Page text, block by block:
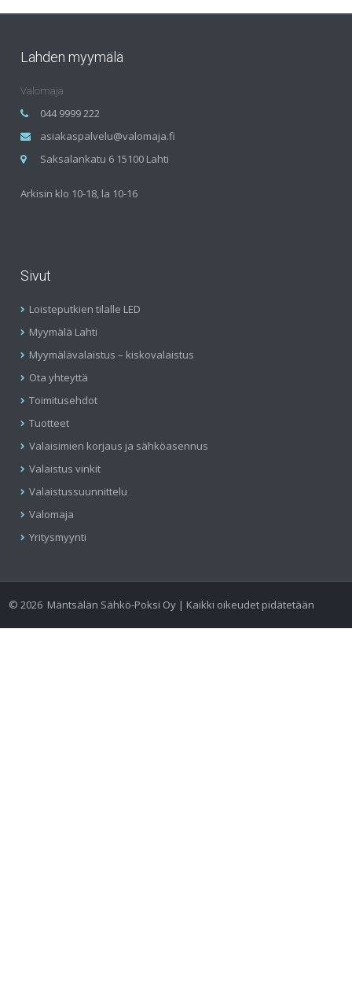
Lahden myymälä
Valomaja
044 9999 222
asiakaspalvelu@valomaja.fi
Saksalankatu 6 15100 Lahti
Arkisin klo 10-18, la 10-16
Sivut
Loisteputkien tilalle LED
Myymälä Lahti
Myymälävalaistus – kiskovalaistus
Ota yhteyttä
Toimitusehdot
Tuotteet
Valaisimien korjaus ja sähköasennus
Valaistus vinkit
Valaistussuunnittelu
Valomaja
Yritysmyynti
©2026 Mäntsälän Sähkö-Poksi Oy | Kaikki oikeudet pidätetään